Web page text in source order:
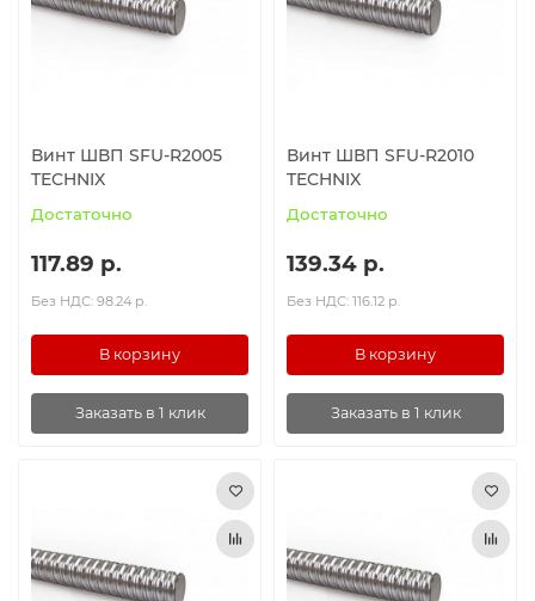
Ролики и колёса
Конвейерные компоненты
Компоненты линейного движения
Алюминиевые профили
Вакуумные компоненты
Станочные приспособления
Винт ШВП SFU-R2005
TECHNIX
Достаточно
117.89 р.
Без НДС: 98.24 р.
В корзину
Заказать в 1 клик
Винт ШВП SFU-R2010
TECHNIX
Достаточно
139.34 р.
Без НДС: 116.12 р.
В корзину
Заказать в 1 клик